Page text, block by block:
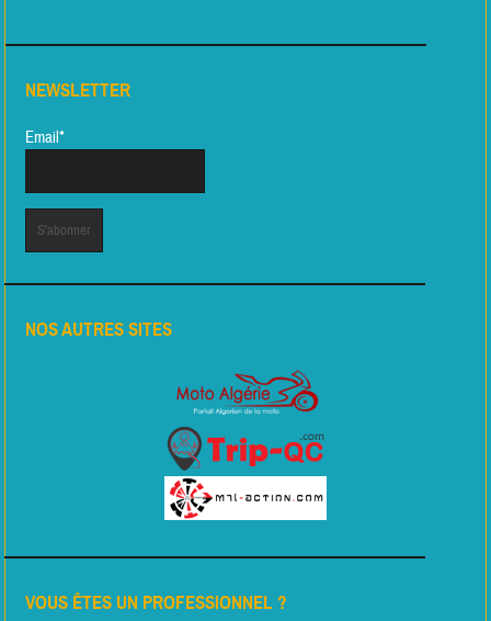
NEWSLETTER
Email*
NOS AUTRES SITES
VOUS ÊTES UN PROFESSIONNEL ?